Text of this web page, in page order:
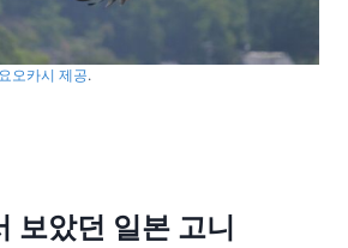
오카시 제공.
보았던 일본 고니